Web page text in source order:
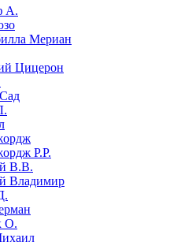
А.
Мериан
Цицерон
Р.Р.
В.В.
Владимир
О.